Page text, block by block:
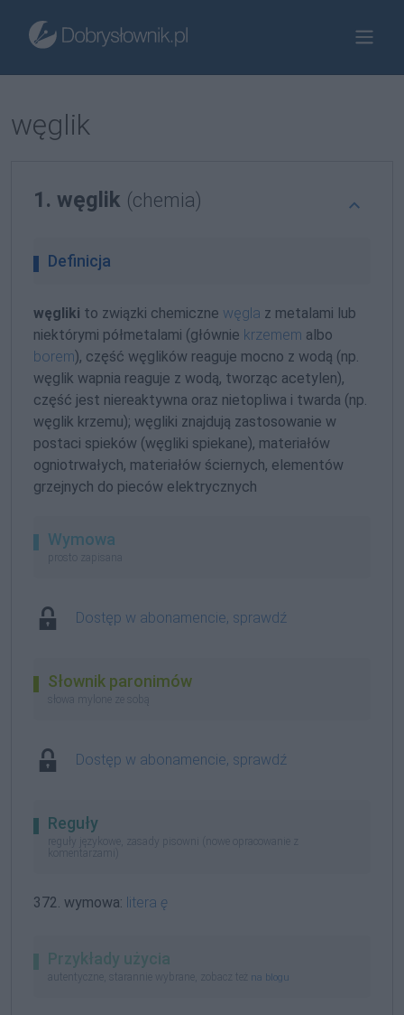
węglik
1. węglik (chemia)
Definicja
węgliki to związki chemiczne węgla z metalami lub
niektórymi półmetalami (głównie krzemem albo
borem), część węglików reaguje mocno z wodą (np.
węglik wapnia reaguje z wodą, tworząc acetylen),
część jest niereaktywna oraz nietopliwa i twarda (np.
węglik krzemu); węgliki znajdują zastosowanie w
postaci spieków (węgliki spiekane), materiałów
ogniotrwałych, materiałów ściernych, elementów
grzejnych do pieców elektrycznych
Wymowa
prosto zapisana
Dostęp w abonamencie, sprawdź
Słownik paronimów
słowa mylone ze sobą
Dostęp w abonamencie, sprawdź
Reguły
reguły językowe, zasady pisowni (nowe opracowanie z
komentarzami)
372. wymowa: litera ę
Przykłady użycia
autentyczne, starannie wybrane, zobacz też na blogu